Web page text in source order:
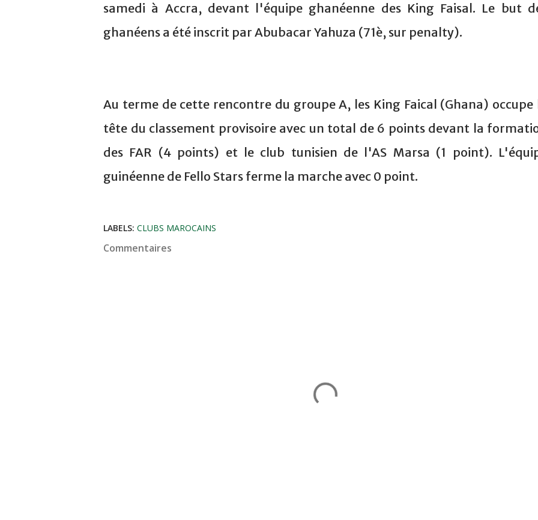
samedi à Accra, devant l'équipe ghanéenne des King Faisal. Le but
ghanéens a été inscrit par Abubacar Yahuza (71è, sur penalty).
Au terme de cette rencontre du groupe A, les King Faical (Ghana) occupe
tête du classement provisoire avec un total de 6 points devant la
des FAR (4 points) et le club tunisien de l'AS Marsa (1 point).
guinéenne de Fello Stars ferme la marche avec 0 point.
LABELS: CLUBS MAROCAINS
Commentaires